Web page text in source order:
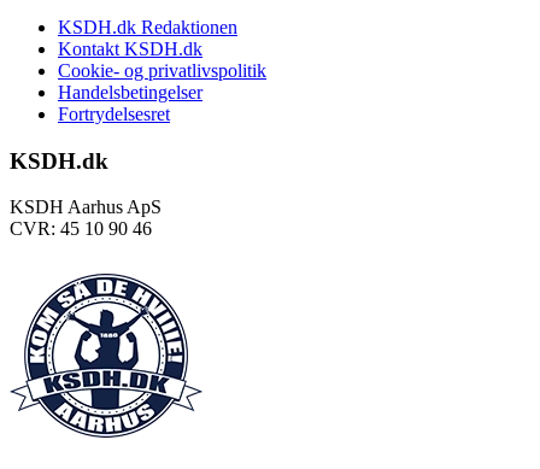
KSDH.dk Redaktionen
Kontakt KSDH.dk
Cookie- og privatlivspolitik
Handelsbetingelser
Fortrydelsesret
KSDH.dk
KSDH Aarhus ApS
CVR: 45 10 90 46